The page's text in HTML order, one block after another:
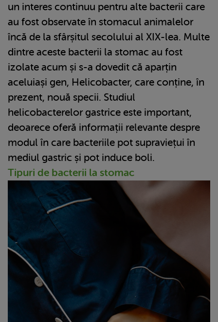
un interes continuu pentru alte bacterii care
au fost observate în stomacul animalelor
încă de la sfârșitul secolului al XIX-lea. Multe
dintre aceste bacterii la stomac au fost
izolate acum și s-a dovedit că aparțin
aceluiași gen, Helicobacter, care conține, în
prezent, nouă specii. Studiul
helicobacterelor gastrice este important,
deoarece oferă informații relevante despre
modul în care bacteriile pot supraviețui în
mediul gastric și pot induce boli.
Tipuri de bacterii la stomac